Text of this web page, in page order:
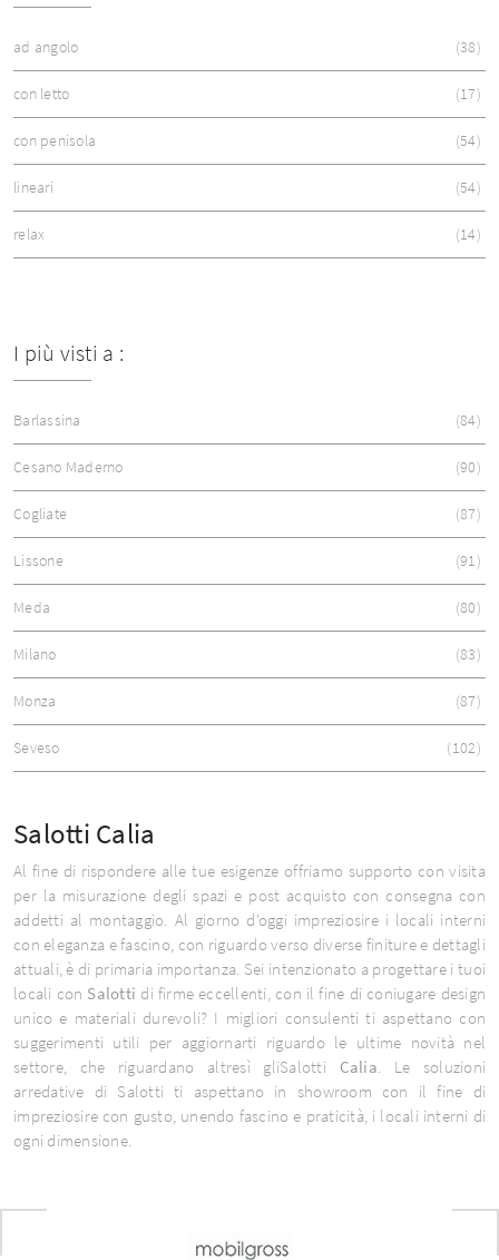
ad angolo 38
con letto 17
con penisola 54
lineari 54
relax 14
I più visti a :
Barlassina 84
Cesano Maderno 90
Cogliate 87
Lissone 91
Meda 80
Milano 83
Monza 87
Seveso 102
Salotti Calia
Al fine di rispondere alle tue esigenze offriamo supporto con visita
per la misurazione degli spazi e post acquisto con consegna con
addetti al montaggio. Al giorno d'oggi impreziosire i locali interni
con eleganza e fascino, con riguardo verso diverse finiture e dettagli
attuali, è di primaria importanza. Sei intenzionato a progettare i tuoi
locali con Salotti di firme eccellenti, con il fine di coniugare design
unico e materiali durevoli? I migliori consulenti ti aspettano con
suggerimenti utili per aggiornarti riguardo le ultime novità nel
settore, che riguardano altresì gliSalotti Calia. Le soluzioni
arredative di Salotti ti aspettano in showroom con il fine di
impreziosire con gusto, unendo fascino e praticità, i locali interni di
ogni dimensione.